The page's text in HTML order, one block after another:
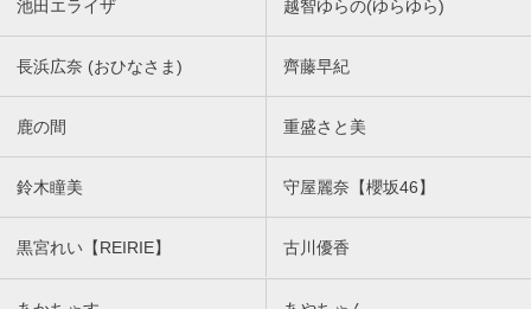
池田エライザ 越智ゆらの(ゆらゆら)
長浜広奈 (おひなさま) 齊藤早紀
鹿の間 重盛さと美
鈴木瞳美 守屋麗奈【櫻坂46】
黒宮れい【REIRIE】 古川優香